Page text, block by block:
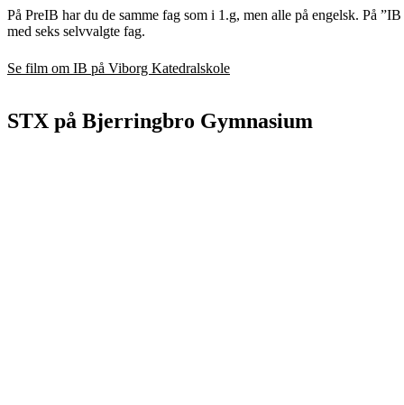
På PreIB har du de samme fag som i 1.g, men alle på engelsk. På
med seks selvvalgte fag.
Se film om IB på Viborg Katedralskole
STX på Bjerringbro Gymnasium